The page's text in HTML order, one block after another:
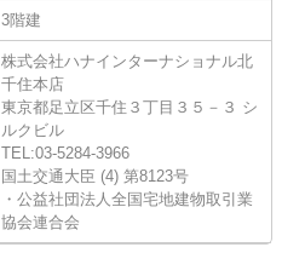
3階建
株式会社ハナインターナショナル北
千住本店
東京都足立区千住３丁目３５－３ シ
ルクビル
TEL:03-5284-3966
国土交通大臣 (4) 第8123号
・公益社団法人全国宅地建物取引業
協会連合会